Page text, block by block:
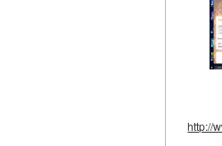
http://